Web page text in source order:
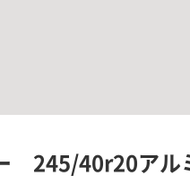
245/40r20ア